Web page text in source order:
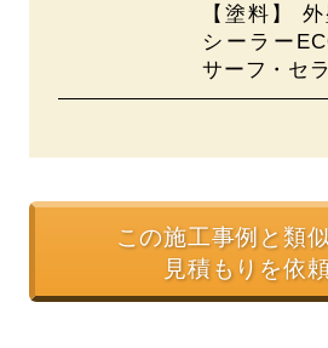
【塗料】
シーラー
サーフ・セ
この施工事例と類
見積もりを依